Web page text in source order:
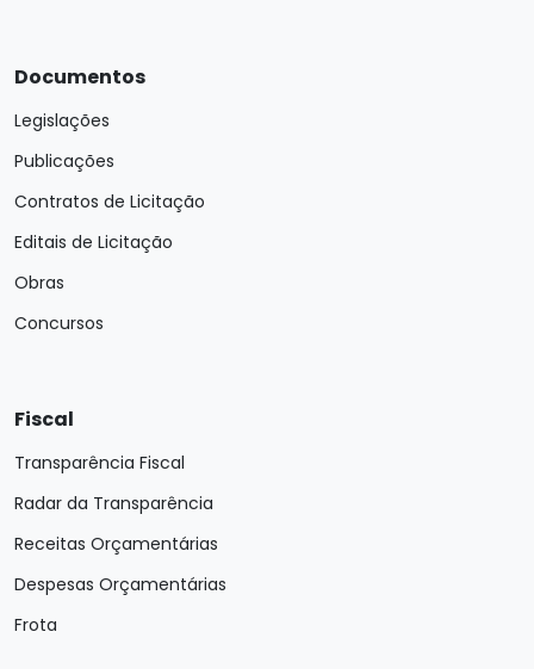
Documentos
Legislações
Publicações
Contratos de Licitação
Editais de Licitação
Obras
Concursos
Fiscal
Transparência Fiscal
Radar da Transparência
Receitas Orçamentárias
Despesas Orçamentárias
Frota